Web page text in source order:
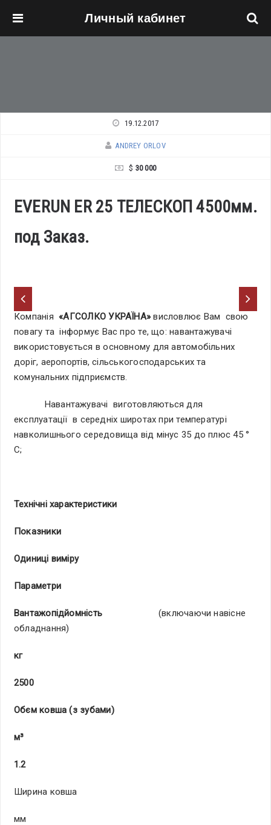
Личный кабинет
19.12.2017
ANDREY ORLOV
$ 30 000
EVERUN ER 25 ТЕЛЕСКОП 4500мм.
под Заказ.
Компанія «АГСОЛКО УКРАЇНА»висловлює Вам свою
повагу та інформує Вас про те, що: навантажувачі
використовується в основному для автомобільних
доріг, аеропортів, сільськогосподарських та
комунальних підприємств.
Навантажувачі виготовляються для
експлуатації в середніх широтах при температурі
навколишнього середовища від мінус 35 до плюс 45 °
С;
Технічні характеристики
Показники
Одиниці виміру
Параметри
Вантажопідйомність (включаючи навісне
обладнання)
кг
2500
Обєм ковша (з зубами)
м³
1.2
Ширина ковша
мм